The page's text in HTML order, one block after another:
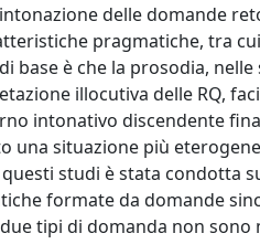
delle domande
pragmatiche, tra
base è che la prosodia,
illocutiva delle RQ,
intonativo discendente
una situazione più
studi è stata condotta
formate da domande
tipi di domanda non